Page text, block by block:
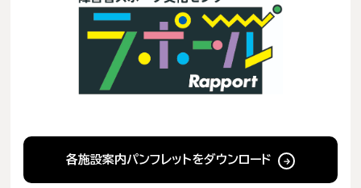
各施設案内パンフレットをダウンロード